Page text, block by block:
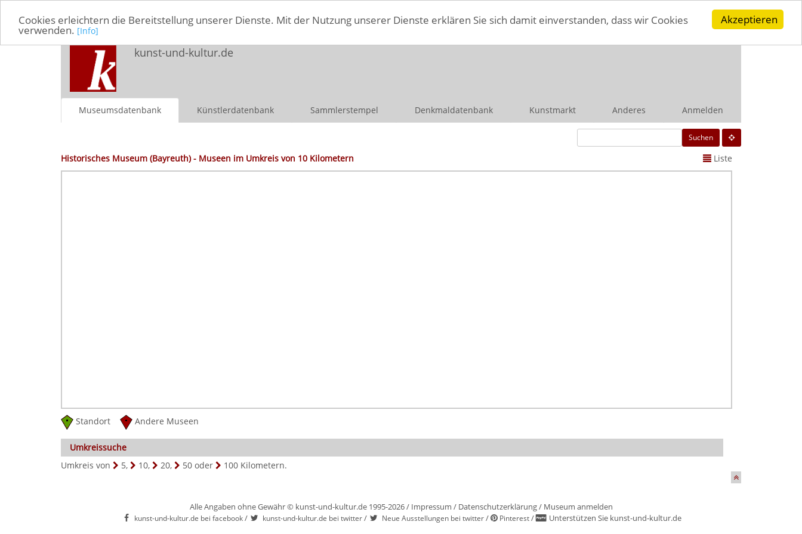
Akzeptieren
Cookies erleichtern die Bereitstellung unserer Dienste. Mit der Nutzung unserer Dienste erklären Sie sich damit einverstanden, dass wir Cookies
verwenden. [Info]
kunst-und-kultur.de
Museumsdatenbank Künstlerdatenbank Sammlerstempel Denkmaldatenbank Kunstmarkt Anderes Anmelden
Suchen
Historisches Museum (Bayreuth) - Museen im Umkreis von 10 Kilometern Liste
Standort Andere Museen
Umkreissuche
Umkreis von
5, 10, 20, 50 oder 100 Kilometern.
Alle Angaben ohne Gewähr © kunst-und-kultur.de 1995-2026 / Impressum / Datenschutzerklärung/ Museum anmelden
kunst-und-kultur.de bei facebook/ kunst-und-kultur.de bei twitter/ Neue Ausstellungen bei twitter/ Pinterest/ Unterstützen Sie kunst-und-kultur.de